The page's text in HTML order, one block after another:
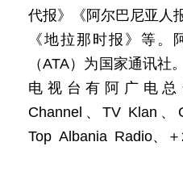
代报》《阿尔巴尼亚人
《地拉那时报》等。
（ATA）为国家通讯社
电视台有阿广电总
Channel、TV Klan
Top Albania Radio、＋